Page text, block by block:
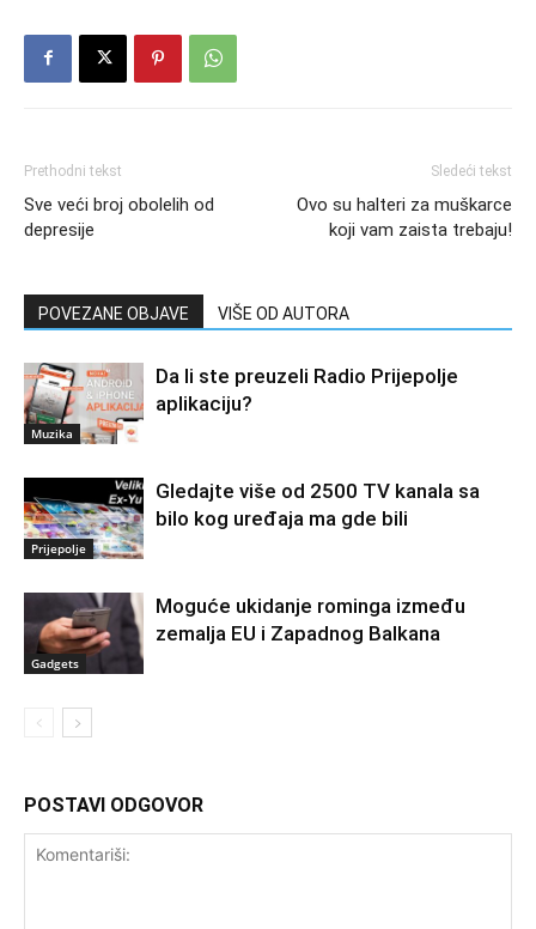
Prethodni tekst
Sve veći broj obolelih od
depresije
Sledeći tekst
Ovo su halteri za muškarce
koji vam zaista trebaju!
POVEZANE OBJAVE VIŠE OD AUTORA
Muzika
Da li ste preuzeli Radio Prijepolje
aplikaciju?
Prijepolje
Gledajte više od 2500 TV kanala sa
bilo kog uređaja ma gde bili
Gadgets
Moguće ukidanje rominga između
zemalja EU i Zapadnog Balkana
POSTAVI ODGOVOR